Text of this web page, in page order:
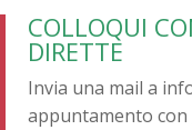
COLLOQUI
DIRETTE
Invia una mail a
appuntamento